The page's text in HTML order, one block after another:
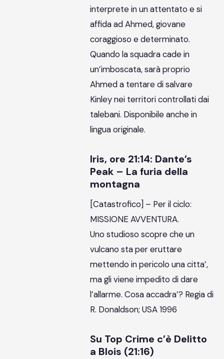
interprete in un attentato e si
affida ad Ahmed, giovane
coraggioso e determinato.
Quando la squadra cade in
un’imboscata, sarà proprio
Ahmed a tentare di salvare
Kinley nei territori controllati dai
talebani. Disponibile anche in
lingua originale.
Iris, ore 21:14: Dante’s
Peak – La furia della
montagna
[Catastrofico] – Per il ciclo:
MISSIONE AVVENTURA.
Uno studioso scopre che un
vulcano sta per eruttare
mettendo in pericolo una citta’,
ma gli viene impedito di dare
l’allarme. Cosa accadra’? Regia di
R. Donaldson; USA 1996
Su Top Crime c’è Delitto
a Blois (21:16)